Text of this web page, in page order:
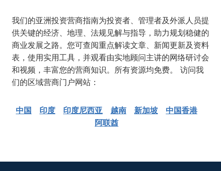
我们的亚洲投资营商指南为投资者、管理者及外派人员提
供关键的经济、地理、法规见解与指导，助力规划稳健的
商业发展之路。您可查阅重点解读文章、新闻更新及资料
表，使用实用工具，并观看由实地顾问主讲的网络研讨会
和视频，丰富您的营商知识。所有资源均免费。 访问我
们的区域营商门户网站：
中国 印度 印度尼西亚 越南 新加坡
中国香港
阿联酋